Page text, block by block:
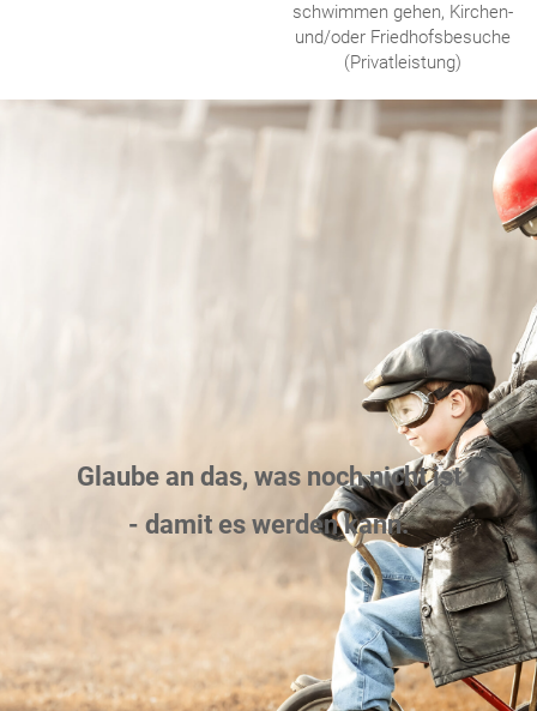
schwimmen gehen, Kirchen-
und/oder Friedhofsbesuche
(Privatleistung)
Glaube an das, was noch nicht ist
- damit es werden kann.